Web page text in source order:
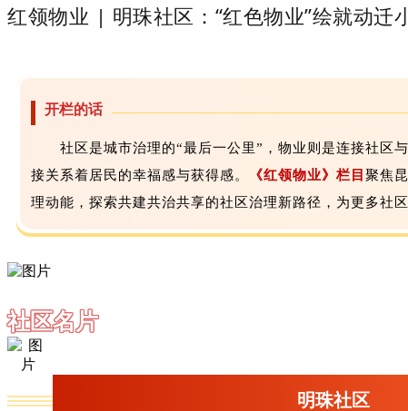
红领物业 | 明珠社区：“红色物业”绘就动迁
开栏的话
社区是城市治理的“最后一公里”，物业则是连接社区
接关系着居民的幸福感与获得感。
《红领物业》栏目 聚焦
理动能，探索共建共治共享的社区治理新路径，为更多社
社区名片
明珠社区